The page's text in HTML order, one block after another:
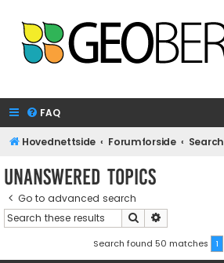
FAQ
Hovednettside Forumforside Search
Unanswered topics
Go to advanced search
Search
Search found 50 matches 1